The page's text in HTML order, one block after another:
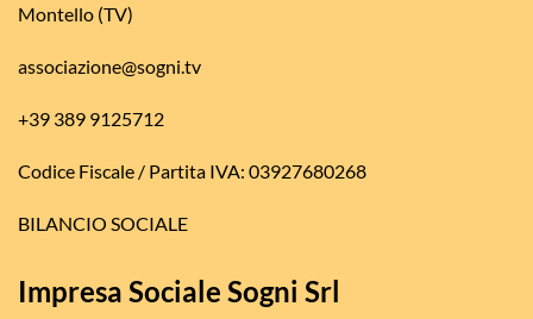
Montello (TV)
associazione@sogni.tv
+39 389 9125712
Codice Fiscale / Partita IVA: 03927680268
BILANCIO SOCIALE
Impresa Sociale Sogni Srl